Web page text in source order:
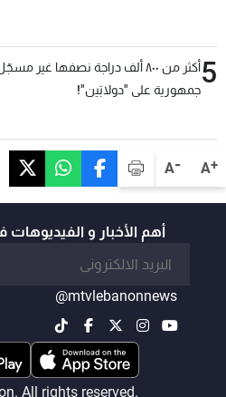
A+
A-
5
أكثر من ٨٠٠ ألف دراجة نصفها غير
جمهورية على "دولابَين"!
أهم الأخبار و الفيديوهات
@mtvlebanonnews
All rights reserved.